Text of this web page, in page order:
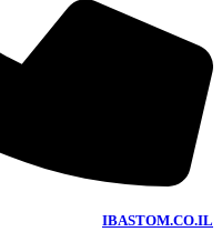
IBASTOM.CO.IL